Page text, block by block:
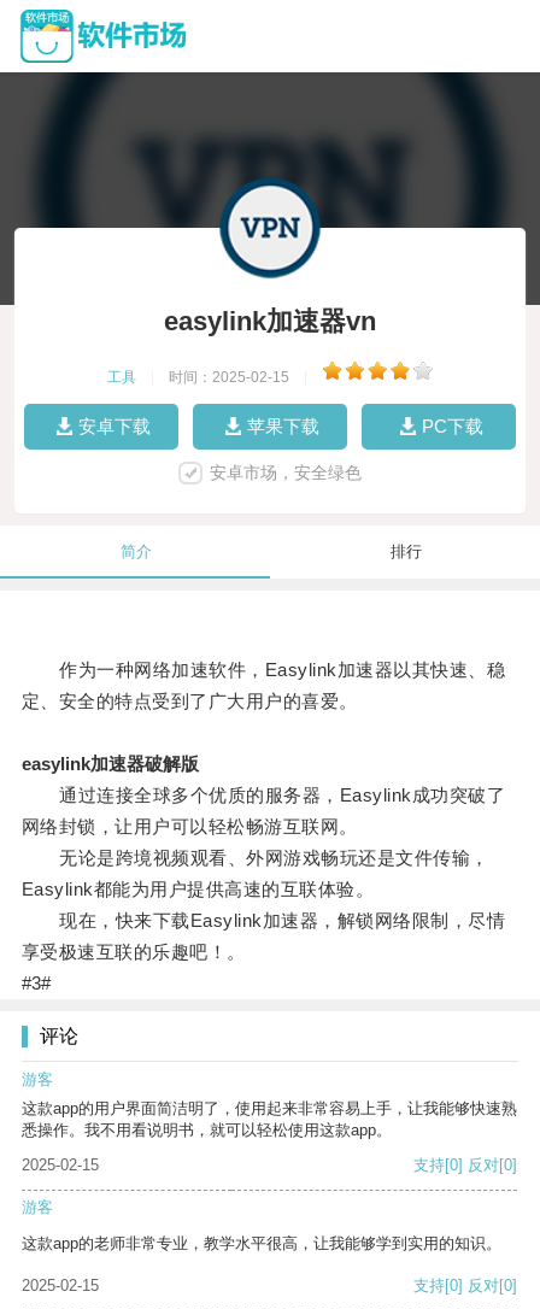
easylink加速器vn
工具 时间：2025-02-15
安卓下载 苹果下载 PC下载
安卓市场，安全绿色
简介 排行
作为一种网络加速软件，Easylink加速器以其快速、稳
定、安全的特点受到了广大用户的喜爱。
easylink加速器破解版
通过连接全球多个优质的服务器，Easylink成功突破了
网络封锁，让用户可以轻松畅游互联网。
无论是跨境视频观看、外网游戏畅玩还是文件传输，
Easylink都能为用户提供高速的互联体验。
现在，快来下载Easylink加速器，解锁网络限制，尽情
享受极速互联的乐趣吧！。
#3#
评论
游客
这款app的用户界面简洁明了，使用起来非常容易上手，让我能够快速熟
悉操作。我不用看说明书，就可以轻松使用这款app。
2025-02-15
支持[0] 反对[0]
游客
这款app的老师非常专业，教学水平很高，让我能够学到实用的知识。
2025-02-15 支持[0] 反对[0]